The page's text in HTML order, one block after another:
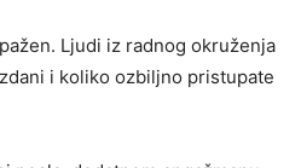
Ljudi iz radnog okruženja
i koliko ozbiljno pristupate